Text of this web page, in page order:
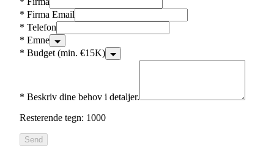
* Firma Email
* Telefon
* Emne
* Budget (min. €15K)
* Beskriv dine behov i detaljer.
Resterende tegn: 1000
Send